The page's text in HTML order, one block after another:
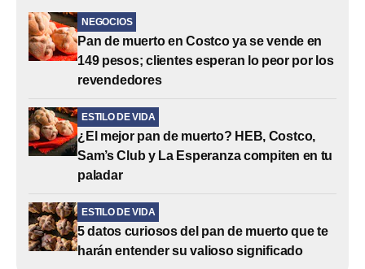
NEGOCIOS
Pan de muerto en Costco ya se vende en
149 pesos; clientes esperan lo peor por los
revendedores
ESTILO DE VIDA
¿El mejor pan de muerto? HEB, Costco,
Sam’s Club y La Esperanza compiten en tu
paladar
ESTILO DE VIDA
5 datos curiosos del pan de muerto que te
harán entender su valioso significado